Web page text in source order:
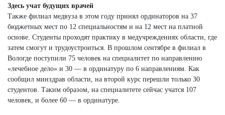
Здесь учат будущих врачей
Также филиал медвуза в этом году принял ординаторов на 37
бюджетных мест по 12 специальностям и на 12 мест на платной
основе. Студенты проходят практику в медучреждениях области, где
затем смогут и трудоустроиться. В прошлом сентябре в филиал в
Вологде поступили 75 человек на специалитет по направлению
«лечебное дело» и 30 — в ординатуру по 6 направлениям. Как
сообщил минздрав области, на второй курс перешли только 30
студентов. Таким образом, на специалитете сейчас учатся 107
человек, и более 60 — в ординатуре.